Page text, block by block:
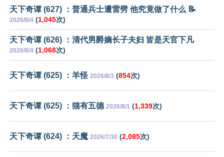
天下奇谭 (627) ：普通兵士遭雷劈 他究竟做了什么 📝
2026/8/4 (1,045次)
天下奇谭 (626) ：清代男爵嫡长子夫妇 皆是天官下凡
2026/8/4 (1,068次)
天下奇谭 (625) ：羊怪 2026/8/3 (854次)
天下奇谭 (625) ：猫有五德 2026/8/1 (1,339次)
天下奇谭 (624) ：天魔 2026/7/30 (2,085次)